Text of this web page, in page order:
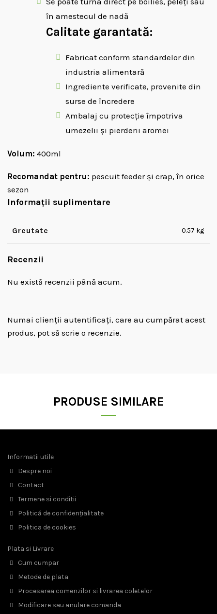
în amestecul de nadă
Calitate garantată:
Fabricat conform standardelor din
industria alimentară
Ingrediente verificate, provenite din
surse de încredere
Ambalaj cu protecție împotriva
umezelii și pierderii aromei
Volum: 400ml
Recomandat pentru: pescuit feeder și crap, în orice
sezon
Informații suplimentare
Greutate 0.57 kg
Recenzii
Nu există recenzii până acum.
Numai clienții autentificați, care au cumpărat acest
produs, pot să scrie o recenzie.
PRODUSE SIMILARE
Informatii utile
Despre noi
Contact
Termene si conditii
Politică de confidențialitate
Politica de cookies
Plata si Livrare
Cum cumpar
Metode de plata
Procesarea comenzilor si livrarea coletelor
Modificare sau anulare comanda